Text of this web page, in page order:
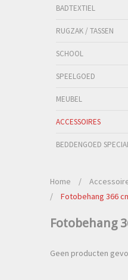
BADTEXTIEL
RUGZAK / TASSEN
SCHOOL
SPEELGOED
MEUBEL
ACCESSOIRES
BEDDENGOED
Home /
/
Fotobehang 366
Fotobehang
Geen producten